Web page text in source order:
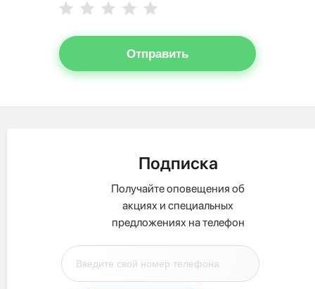
Отправить
Подписка
Получайте оповещения об
акциях и специальных
предложениях на телефон